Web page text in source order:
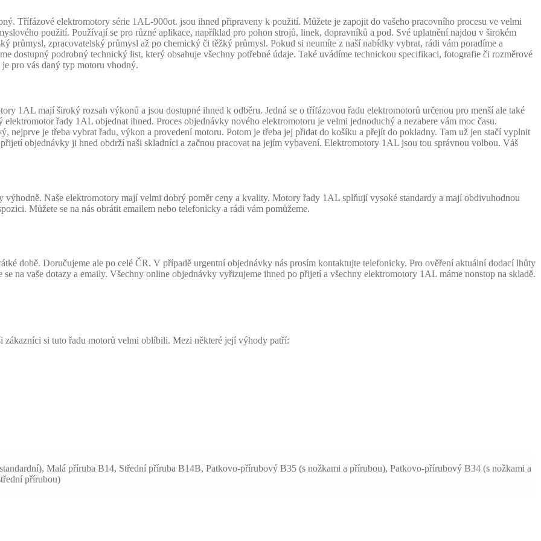
Třífázové elektromotory série 1AL-900ot. jsou ihned připraveny k použití. Můžete je zapojit do vašeho pracovního procesu ve velmi
použití. Používají se pro různé aplikace, například pro pohon strojů, linek, dopravníků a pod. Své uplatnění najdou v širokém
průmysl, zpracovatelský průmysl až po chemický či těžký průmysl. Pokud si neumíte z naší nabídky vybrat, rádi vám poradíme a
dostupný podrobný technický list, který obsahuje všechny potřebné údaje. Také uvádíme technickou specifikaci, fotografie či rozměrové
pro vás daný typ motoru vhodný.
1AL mají široký rozsah výkonů a jsou dostupné ihned k odběru. Jedná se o třífázovou řadu elektromotorů určenou pro menší ale také
řady 1AL objednat ihned. Proces objednávky nového elektromotoru je velmi jednoduchý a nezabere vám moc času.
nejprve je třeba vybrat řadu, výkon a provedení motoru. Potom je třeba jej přidat do košíku a přejít do pokladny. Tam už jen stačí vyplnit
objednávky ji hned obdrží naši skladníci a začnou pracovat na jejím vybavení. Elektromotory 1AL jsou tou správnou volbou. Váš
Naše elektromotory mají velmi dobrý poměr ceny a kvality. Motory řady 1AL splňují vysoké standardy a mají obdivuhodnou
Můžete se na nás obrátit emailem nebo telefonicky a rádi vám pomůžeme.
době. Doručujeme ale po celé ČR. V případě urgentní objednávky nás prosím kontaktujte telefonicky. Pro ověření aktuální dodací lhůty
na vaše dotazy a emaily. Všechny online objednávky vyřizujeme ihned po přijetí a všechny elektromotory 1AL máme nonstop na skladě.
si tuto řadu motorů velmi oblíbili. Mezi některé její výhody patří:
Malá příruba B14, Střední příruba B14B, Patkovo-přírubový B35 (s nožkami a přírubou), Patkovo-přírubový B34 (s nožkami a
přírubou)